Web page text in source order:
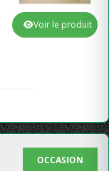
Voir le produit
OCCASION